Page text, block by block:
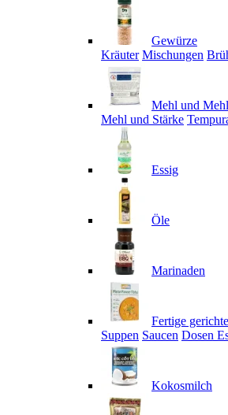
Gewürze
Kräuter Mischungen
Mehl und
Mehl und Stärke
Essig
Öle
Marinaden
Fertige gerichte
Suppen Saucen Dosen
Kokosmilch